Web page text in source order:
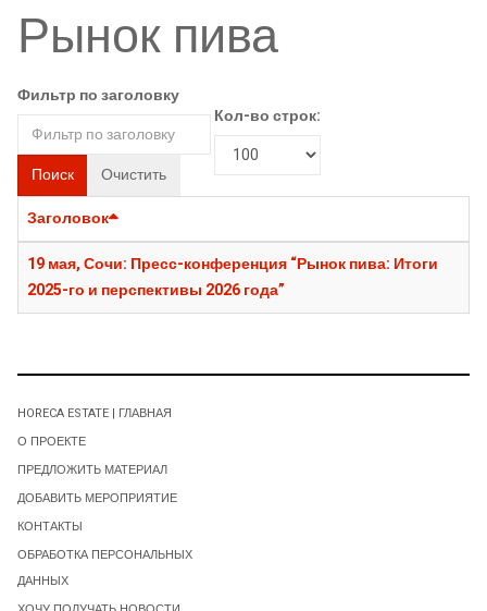
Рынок пива
Фильтр по заголовку
Поиск Очистить
Кол-во строк:
Заголовок
19 мая, Сочи: Пресс-конференция “Рынок пива: Итоги
2025-го и перспективы 2026 года”
HORECA ESTATE | ГЛАВНАЯ
О ПРОЕКТЕ
ПРЕДЛОЖИТЬ МАТЕРИАЛ
ДОБАВИТЬ МЕРОПРИЯТИЕ
КОНТАКТЫ
ОБРАБОТКА ПЕРСОНАЛЬНЫХ
ДАННЫХ